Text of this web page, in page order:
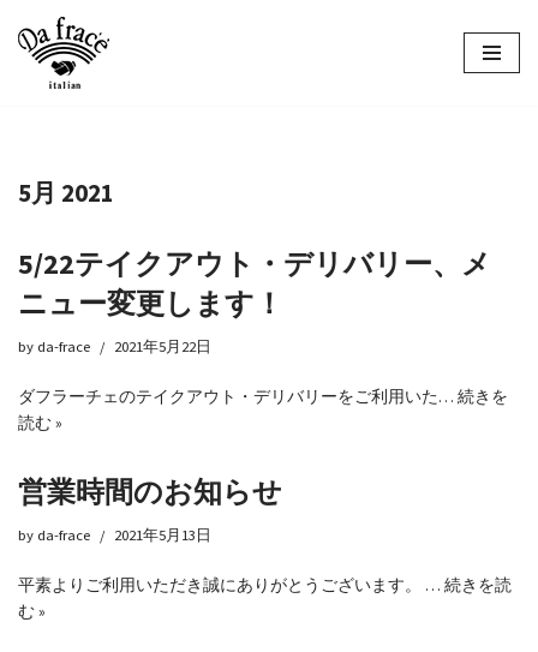
コ
へ
ッ
プ
5月 2021
5/22テイクアウト・デリバリー、メ
ニュー変更します！
by da-frace 2021年5月22日
ダフラーチェのテイクアウト・デリバリーをご利用いた… 続きを
読む »
営業時間のお知らせ
by da-frace 2021年5月13日
平素よりご利用いただき誠にありがとうございます。 … 続きを読
む »